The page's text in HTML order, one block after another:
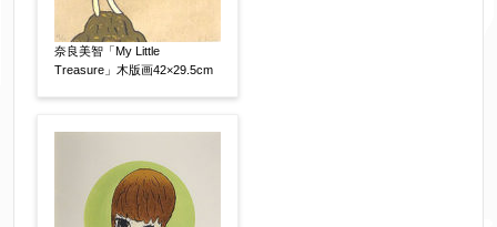
ざいますので、お電話(
合わせください。
電話番号 【必須】
※携帯電話などご連絡が取りやすいお電話番号を
お願い致します。
奈良美智「My Little
Treasure」木版画42×29.5cm